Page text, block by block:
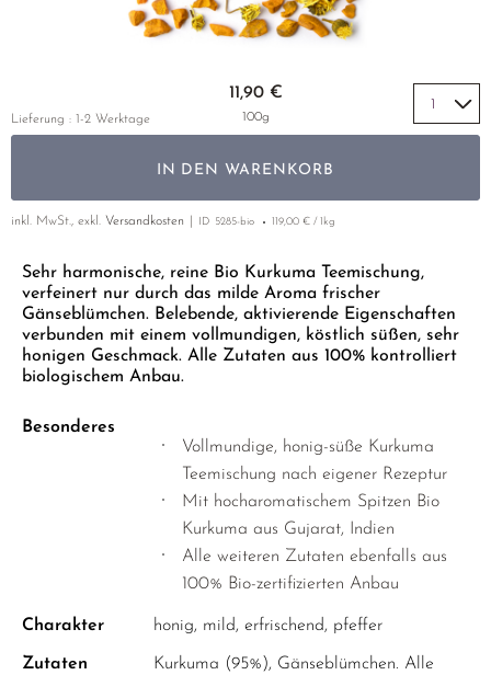
EMPFEHLUNGEN
GELBER TEE
SETS & GIFTS
PHOENIX DANCONG
ZHANGPING SHUI XIAN
JAPAN
THAILAND
EMPFEHLUNGEN
SETS & GIFTS
TÜRKEI
EMPFEHLUNGEN
SETS & GIFTS
NACH SORTE
HIBISKUSBLÜTEN
JOHANNISKRAUT
KIEFERNNADEL
KURKUMA
LAVENDEL
LINDENBLÜTEN
MALVEN
PERUANISCHER SALBEI
Sehr harmonische, reine Bio Kurkuma Teemischung,
verfeinert nur durch das milde Aroma frischer
Gänseblümchen. Belebende, aktivierende Eigenschaften
verbunden mit einem vollmundigen, köstlich süßen, sehr
honigen Geschmack. Alle Zutaten aus 100% kontrolliert
biologischem Anbau.
Besonderes
Vollmundige, honig-süße Kurkuma
Teemischung nach eigener Rezeptur
Mit hocharomatischem Spitzen Bio
Kurkuma aus Gujarat, Indien
Alle weiteren Zutaten ebenfalls aus
100% Bio-zertifizierten Anbau
Charakter honig, mild, erfrischend, pfeffer
Zutaten
Kurkuma (95%), Gänseblümchen. Alle
11,90 €
100g
IN DEN WARENKORB
Lieferung : 1-2 Werktage
inkl. MwSt., exkl. Versandkosten ID 5285-bio 119,00 € / 1kg